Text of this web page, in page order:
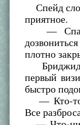
Спейд
приятное.
—
плотно
Бриджид
первый
быстро
— Кто-то
Все